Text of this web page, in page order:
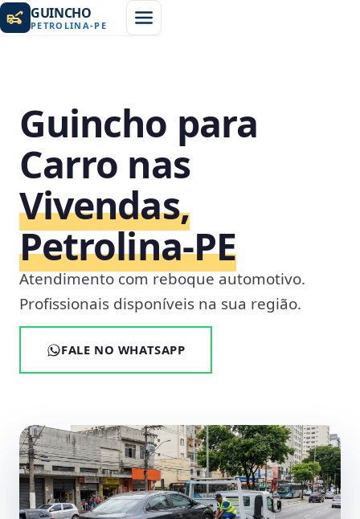
GUINCHO
PETROLINA-PE
Guincho para
Carro nas
Vivendas,
Petrolina‑PE
Atendimento com reboque automotivo.
Profissionais disponíveis na sua região.
FALE NO WHATSAPP